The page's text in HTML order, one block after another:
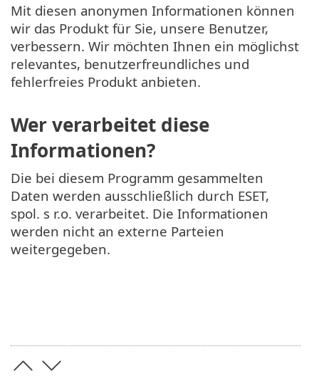
Mit diesen anonymen Informationen können
wir das Produkt für Sie, unsere Benutzer,
verbessern. Wir möchten Ihnen ein möglichst
relevantes, benutzerfreundliches und
fehlerfreies Produkt anbieten.
Wer verarbeitet diese
Informationen?
Die bei diesem Programm gesammelten
Daten werden ausschließlich durch ESET,
spol. s r.o. verarbeitet. Die Informationen
werden nicht an externe Parteien
weitergegeben.